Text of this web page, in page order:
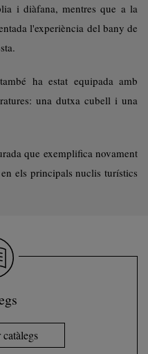
i diàfana, mentres que a la
l'experiència del bany de
ha estat equipada amb
una dutxa cubell i una
que exemplifica novament
els principals nuclis turístics